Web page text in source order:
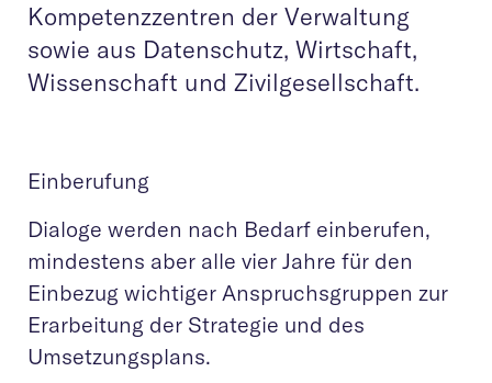
Kompetenzzentren der Verwaltung
sowie aus Datenschutz, Wirtschaft,
Wissenschaft und Zivilgesellschaft.
Einberufung
Dialoge werden nach Bedarf einberufen,
mindestens aber alle vier Jahre für den
Einbezug wichtiger Anspruchsgruppen zur
Erarbeitung der Strategie und des
Umsetzungsplans.